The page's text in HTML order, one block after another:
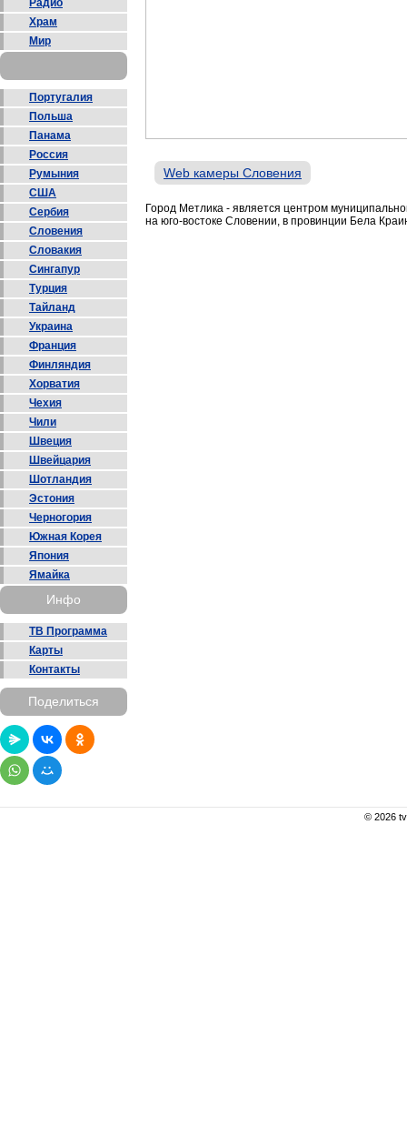
Радио
Храм
Мир
Португалия
Польша
Панама
Россия
Румыния
США
Сербия
Словения
Словакия
Сингапур
Турция
Тайланд
Украина
Франция
Финляндия
Хорватия
Чехия
Чили
Швеция
Швейцария
Шотландия
Эстония
Черногория
Южная Корея
Япония
Ямайка
Инфо
ТВ Программа
Карты
Контакты
Поделиться
Web камеры Словения
Город Метлика - является центром
на юго-востоке Словении, в провинции Бела
© 2026